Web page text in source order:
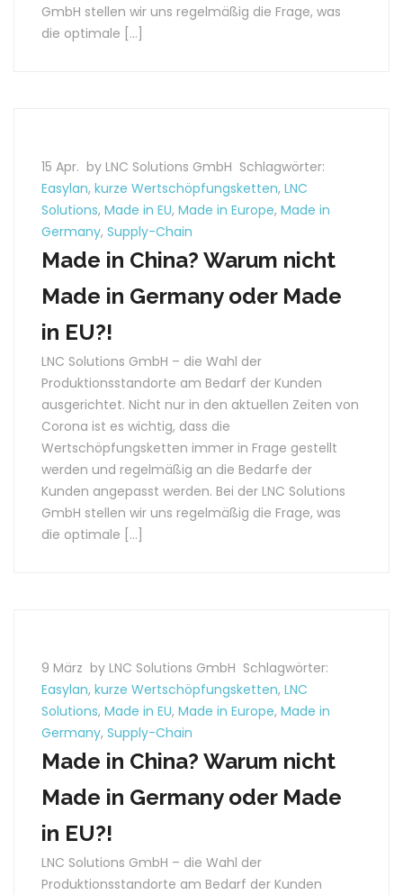
GmbH stellen wir uns regelmäßig die Frage, was
die optimale […]
15 Apr. by LNC Solutions GmbH Schlagwörter:
Easylan, kurze Wertschöpfungsketten, LNC
Solutions, Made in EU, Made in Europe, Made in
Germany, Supply-Chain
Made in China? Warum nicht
Made in Germany oder Made
in EU?!
LNC Solutions GmbH – die Wahl der
Produktionsstandorte am Bedarf der Kunden
ausgerichtet. Nicht nur in den aktuellen Zeiten von
Corona ist es wichtig, dass die
Wertschöpfungsketten immer in Frage gestellt
werden und regelmäßig an die Bedarfe der
Kunden angepasst werden. Bei der LNC Solutions
GmbH stellen wir uns regelmäßig die Frage, was
die optimale […]
9 März by LNC Solutions GmbH Schlagwörter:
Easylan, kurze Wertschöpfungsketten, LNC
Solutions, Made in EU, Made in Europe, Made in
Germany, Supply-Chain
Made in China? Warum nicht
Made in Germany oder Made
in EU?!
LNC Solutions GmbH – die Wahl der
Produktionsstandorte am Bedarf der Kunden